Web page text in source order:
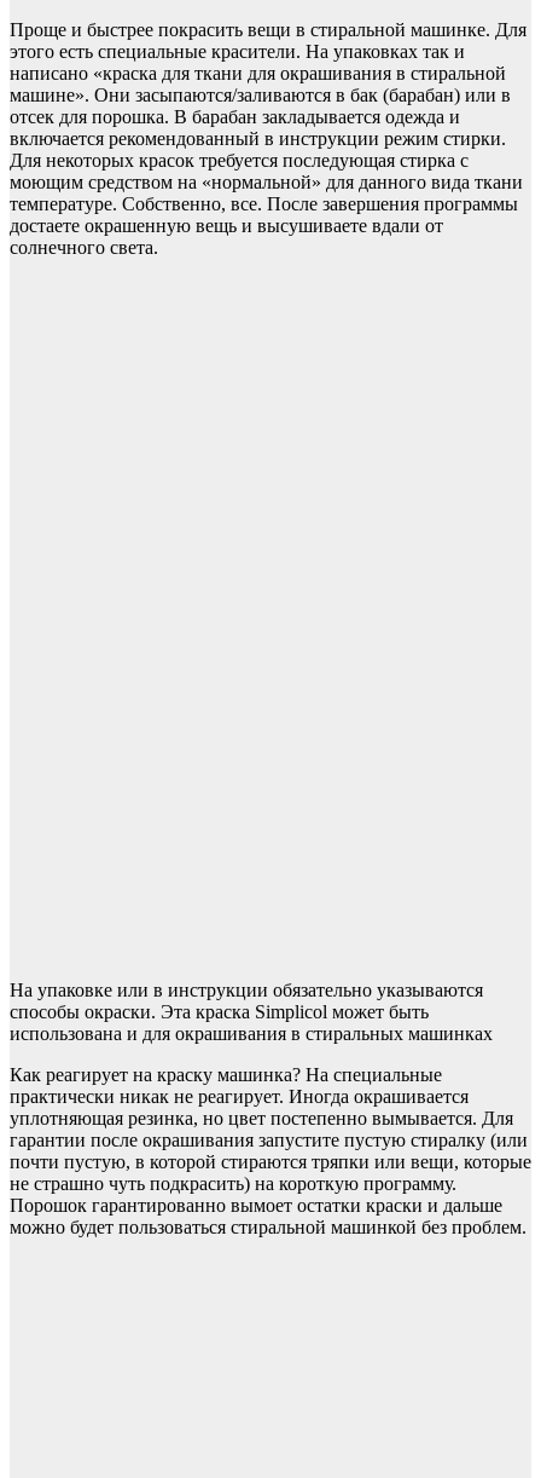
Проще и быстрее покрасить вещи в стиральной машинке. Для
этого есть специальные красители. На упаковках так и
написано «краска для ткани для окрашивания в стиральной
машине». Они засыпаются/заливаются в бак (барабан) или в
отсек для порошка. В барабан закладывается одежда и
включается рекомендованный в инструкции режим стирки.
Для некоторых красок требуется последующая стирка с
моющим средством на «нормальной» для данного вида ткани
температуре. Собственно, все. После завершения программы
достаете окрашенную вещь и высушиваете вдали от
солнечного света.
На упаковке или в инструкции обязательно указываются
способы окраски. Эта краска Simplicol может быть
использована и для окрашивания в стиральных машинках
Как реагирует на краску машинка? На специальные
практически никак не реагирует. Иногда окрашивается
уплотняющая резинка, но цвет постепенно вымывается. Для
гарантии после окрашивания запустите пустую стиралку (или
почти пустую, в которой стираются тряпки или вещи, которые
не страшно чуть подкрасить) на короткую программу.
Порошок гарантированно вымоет остатки краски и дальше
можно будет пользоваться стиральной машинкой без проблем.